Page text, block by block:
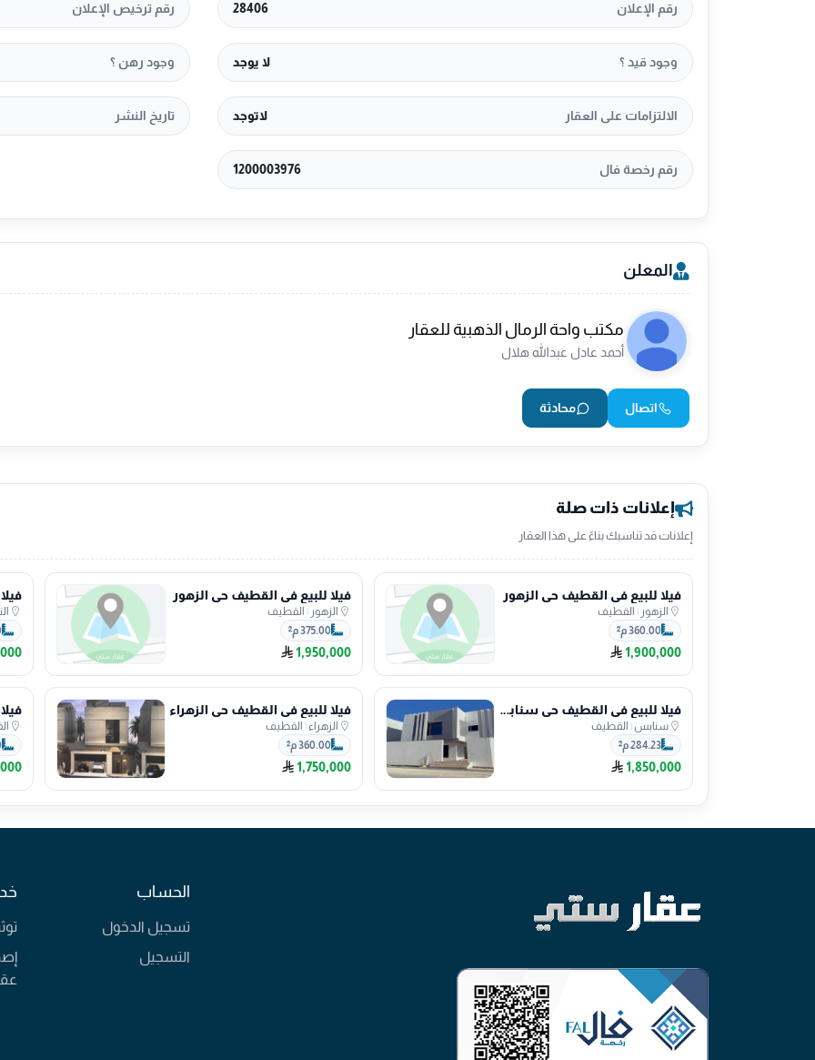
رقم الإعلان 28406 رقم ترخيص الإعلان
وجود قيد ؟ لا يوجد وجود رهن ؟
الالتزامات على العقار لاتوجد تاريخ النشر
رقم رخصة فال 1200003976
المعلن
مكتب واحة الرمال الذهبية للعقار
أحمد عادل عبدالله هلال
اتصال محادثة
إعلانات ذات صلة
إعلانات قد تناسبك بناءً على هذا العقار
فيلا للبيع في القطيف حي الزهور
الزهور | القطيف
360.00 م²
1,900,000
فيلا للبيع في القطيف حي الزهور
الزهور | القطيف
375.00 م²
1,950,000
فيلا للبيع في القطيف حي سنابس
سنابس| القطيف
284.23 م²
1,850,000
فيلا للبيع في القطيف حي الزهراء
الزهراء | القطيف
360.00 م²
1,750,000
الحساب
تسجيل الدخول
التسجيل